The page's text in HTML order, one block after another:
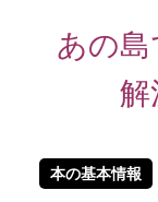
あの
解
本の基本情報